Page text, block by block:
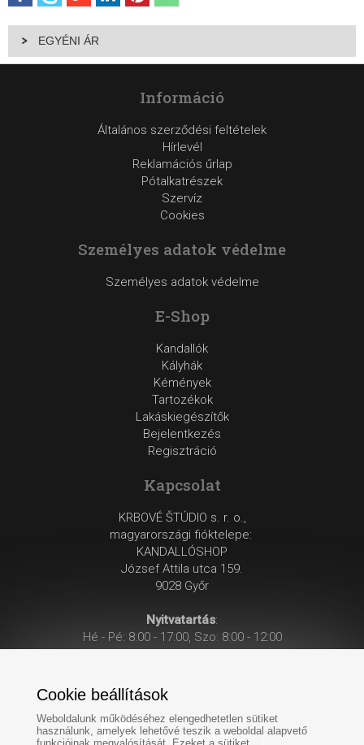
EGYÉNI ÁR
Információ
Általános szerződési feltételek
Hírlevél
Reklamációs űrlap
Pótalkatrészek
Szervíz
Cookies
Személyes adatok védelme
Személyes adatok védelme
E-Shop
Kandallók
Kályhák
Kémények
Tartozékok
Lakáskiegészítők
Bejelentkezés
Regisztráció
Kapcsolat
KRBOVÉ ŠTÚDIO s. r. o.,
magyarországi fióktelepe:
KANDALLÓSHOP
József Attila utca 159.
9028 Győr
Nyitvatartás:
Hé - Pé: 8:00 - 17:00, Szo: 8:00 - 12:00
Cookie beállítások
Weboldalunk működéséhez elengedhetetlen sütiket
használunk, amelyek lehetővé teszik a weboldal alapvető